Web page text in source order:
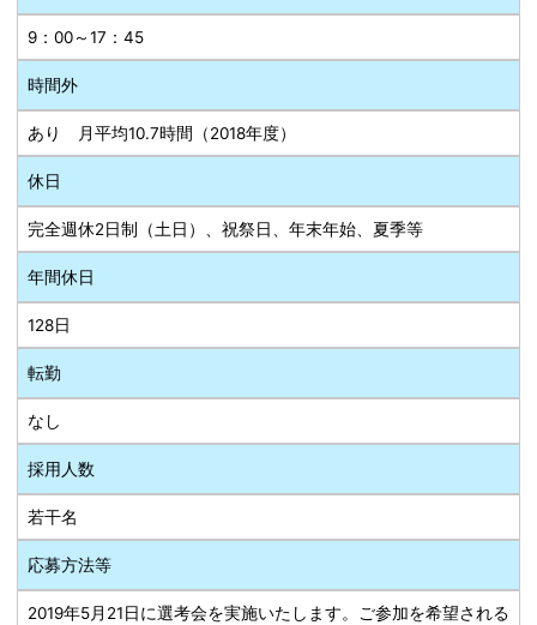
9：00～17：45
時間外
あり 月平均10.7時間（2018年度）
休日
完全週休2日制（土日）、祝祭日、年末年始、夏季等
年間休日
128日
転勤
なし
採用人数
若干名
応募方法等
2019年5月21日に選考会を実施いたします。ご参加を希望される